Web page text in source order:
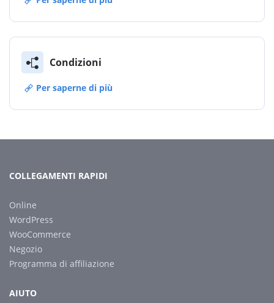
Condizioni
Per saperne di più
COLLEGAMENTI RAPIDI
Online
WordPress
WooCommerce
Negozio
Programma di affiliazione
AIUTO